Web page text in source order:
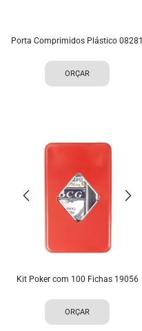
Porta Comprimidos Plástico 08281
ORÇAR
Kit Poker com 100 Fichas 19056
ORÇAR